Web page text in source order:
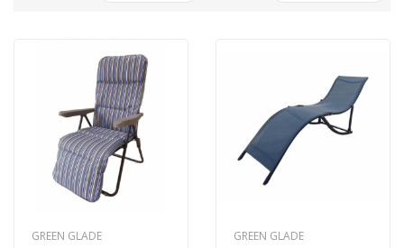
GREEN GLADE GREEN GLADE